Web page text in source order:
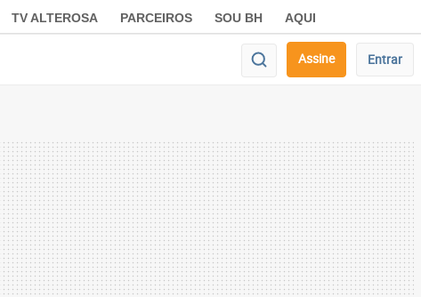
TV ALTEROSA PARCEIROS SOU BH AQUI
Assine Entrar